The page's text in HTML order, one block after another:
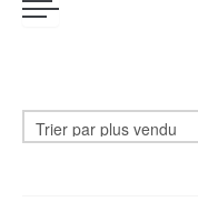
GEREEDSCHAPPEN